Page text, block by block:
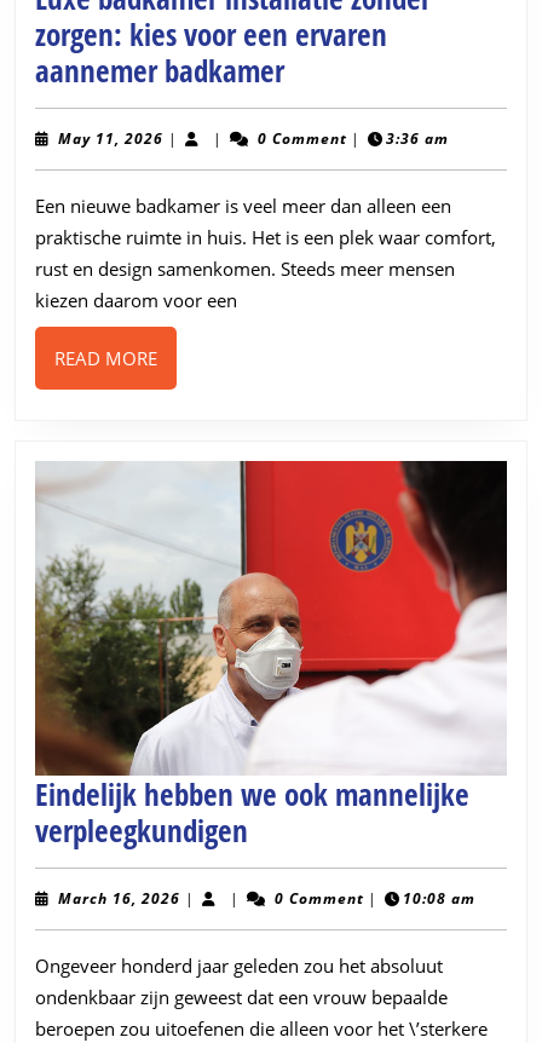
zorgen: kies voor een ervaren
aannemer badkamerLuxe
badkamer
installatie
zonder
zorgen:
kies
voor
May 11, 2026 May
| | 0 Comment | 3:36 am
Een nieuwe badkamer is veel meer dan alleen een
praktische ruimte in huis. Het is een plek waar comfort,
rust en design samenkomen. Steeds meer mensen
kiezen daarom voor een
READ MOREREAD
MORE
Eindelijk hebben we ook mannelijke
verpleegkundigen
hebben
we
ook
mannelijke
verpleegkundigen
March 16, 2026 March
| | 0 Comment | 10:08 am
Ongeveer honderd jaar geleden zou het absoluut
ondenkbaar zijn geweest dat een vrouw bepaalde
beroepen zou uitoefenen die alleen voor het \’sterkere